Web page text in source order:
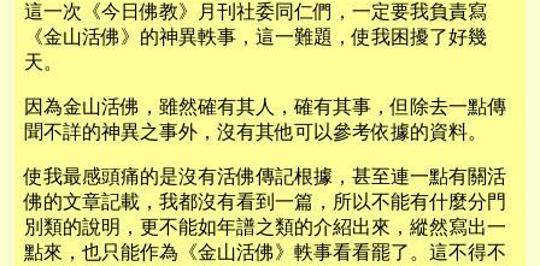
這一次《今日佛教》月刊社委同仁們，一定要我負責寫
《金山活佛》的神異軼事，這一難題，使我困擾了好幾
天。
因為金山活佛，雖然確有其人，確有其事，但除去一點傳
聞不詳的神異之事外，沒有其他可以參考依據的資料。
使我最感頭痛的是沒有活佛傳記根據，甚至連一點有關活
佛的文章記載，我都沒有看到一篇，所以不能有什麼分門
別類的說明，更不能如年譜之類的介紹出來，縱然寫出一
點來，也只能作為《金山活佛》軼事看看罷了。這不得不